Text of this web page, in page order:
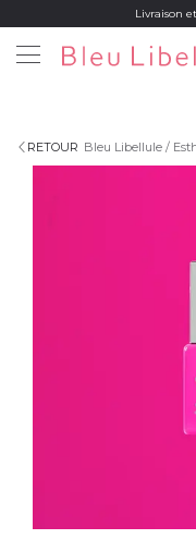
Livraison
RETOUR Bleu Libellule